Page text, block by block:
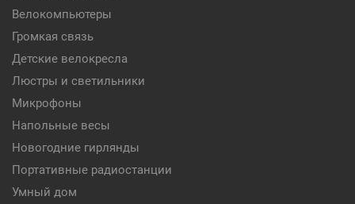
Велокомпьютеры
Громкая связь
Детские велокресла
Люстры и светильники
Микрофоны
Напольные весы
Новогодние гирлянды
Портативные радиостанции
Умный дом